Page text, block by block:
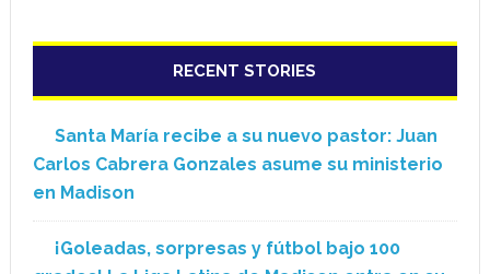
RECENT STORIES
Santa María recibe a su nuevo pastor: Juan
Carlos Cabrera Gonzales asume su ministerio
en Madison
¡Goleadas, sorpresas y fútbol bajo 100